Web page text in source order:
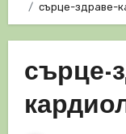
сърце-здраве-
сърце-